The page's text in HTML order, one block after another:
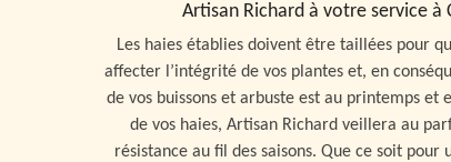
Artisan Richard à votre service à
Les haies établies doivent être taillées pour
affecter l’intégrité de vos plantes et, en
de vos buissons et arbuste est au printemps et
de vos haies, Artisan Richard veillera au
résistance au fil des saisons. Que ce soit